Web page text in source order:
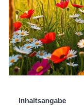
Inhaltsangabe